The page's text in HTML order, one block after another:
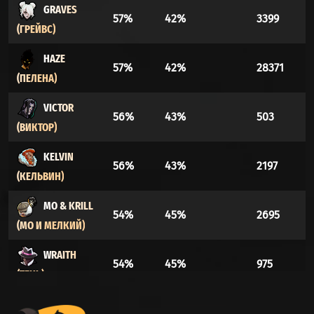
GRAVES
(ГРЕЙВС)
57% 42% 3399
HAZE
(ПЕЛЕНА)
57% 42% 28371
VICTOR
(ВИКТОР)
56% 43% 503
KELVIN
(КЕЛЬВИН)
56% 43% 2197
MO & KRILL
(МО И МЕЛКИЙ)
54% 45% 2695
WRAITH
(ТЕНЬ)
54% 45% 975
THE